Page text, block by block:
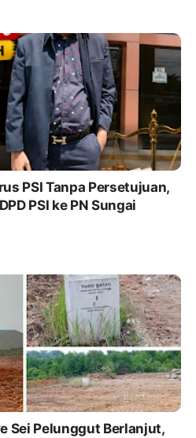
PSI Tanpa Persetujuan,
PSI ke PN Sungai
Sei Pelunggut Berlanjut,